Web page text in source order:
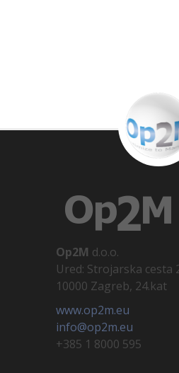
Op2M d.o.o.
Ured: Strojarska cesta
10000 Zagreb, 24.kat
www.op2m.eu
info@op2m.eu
+385 1 8000 595